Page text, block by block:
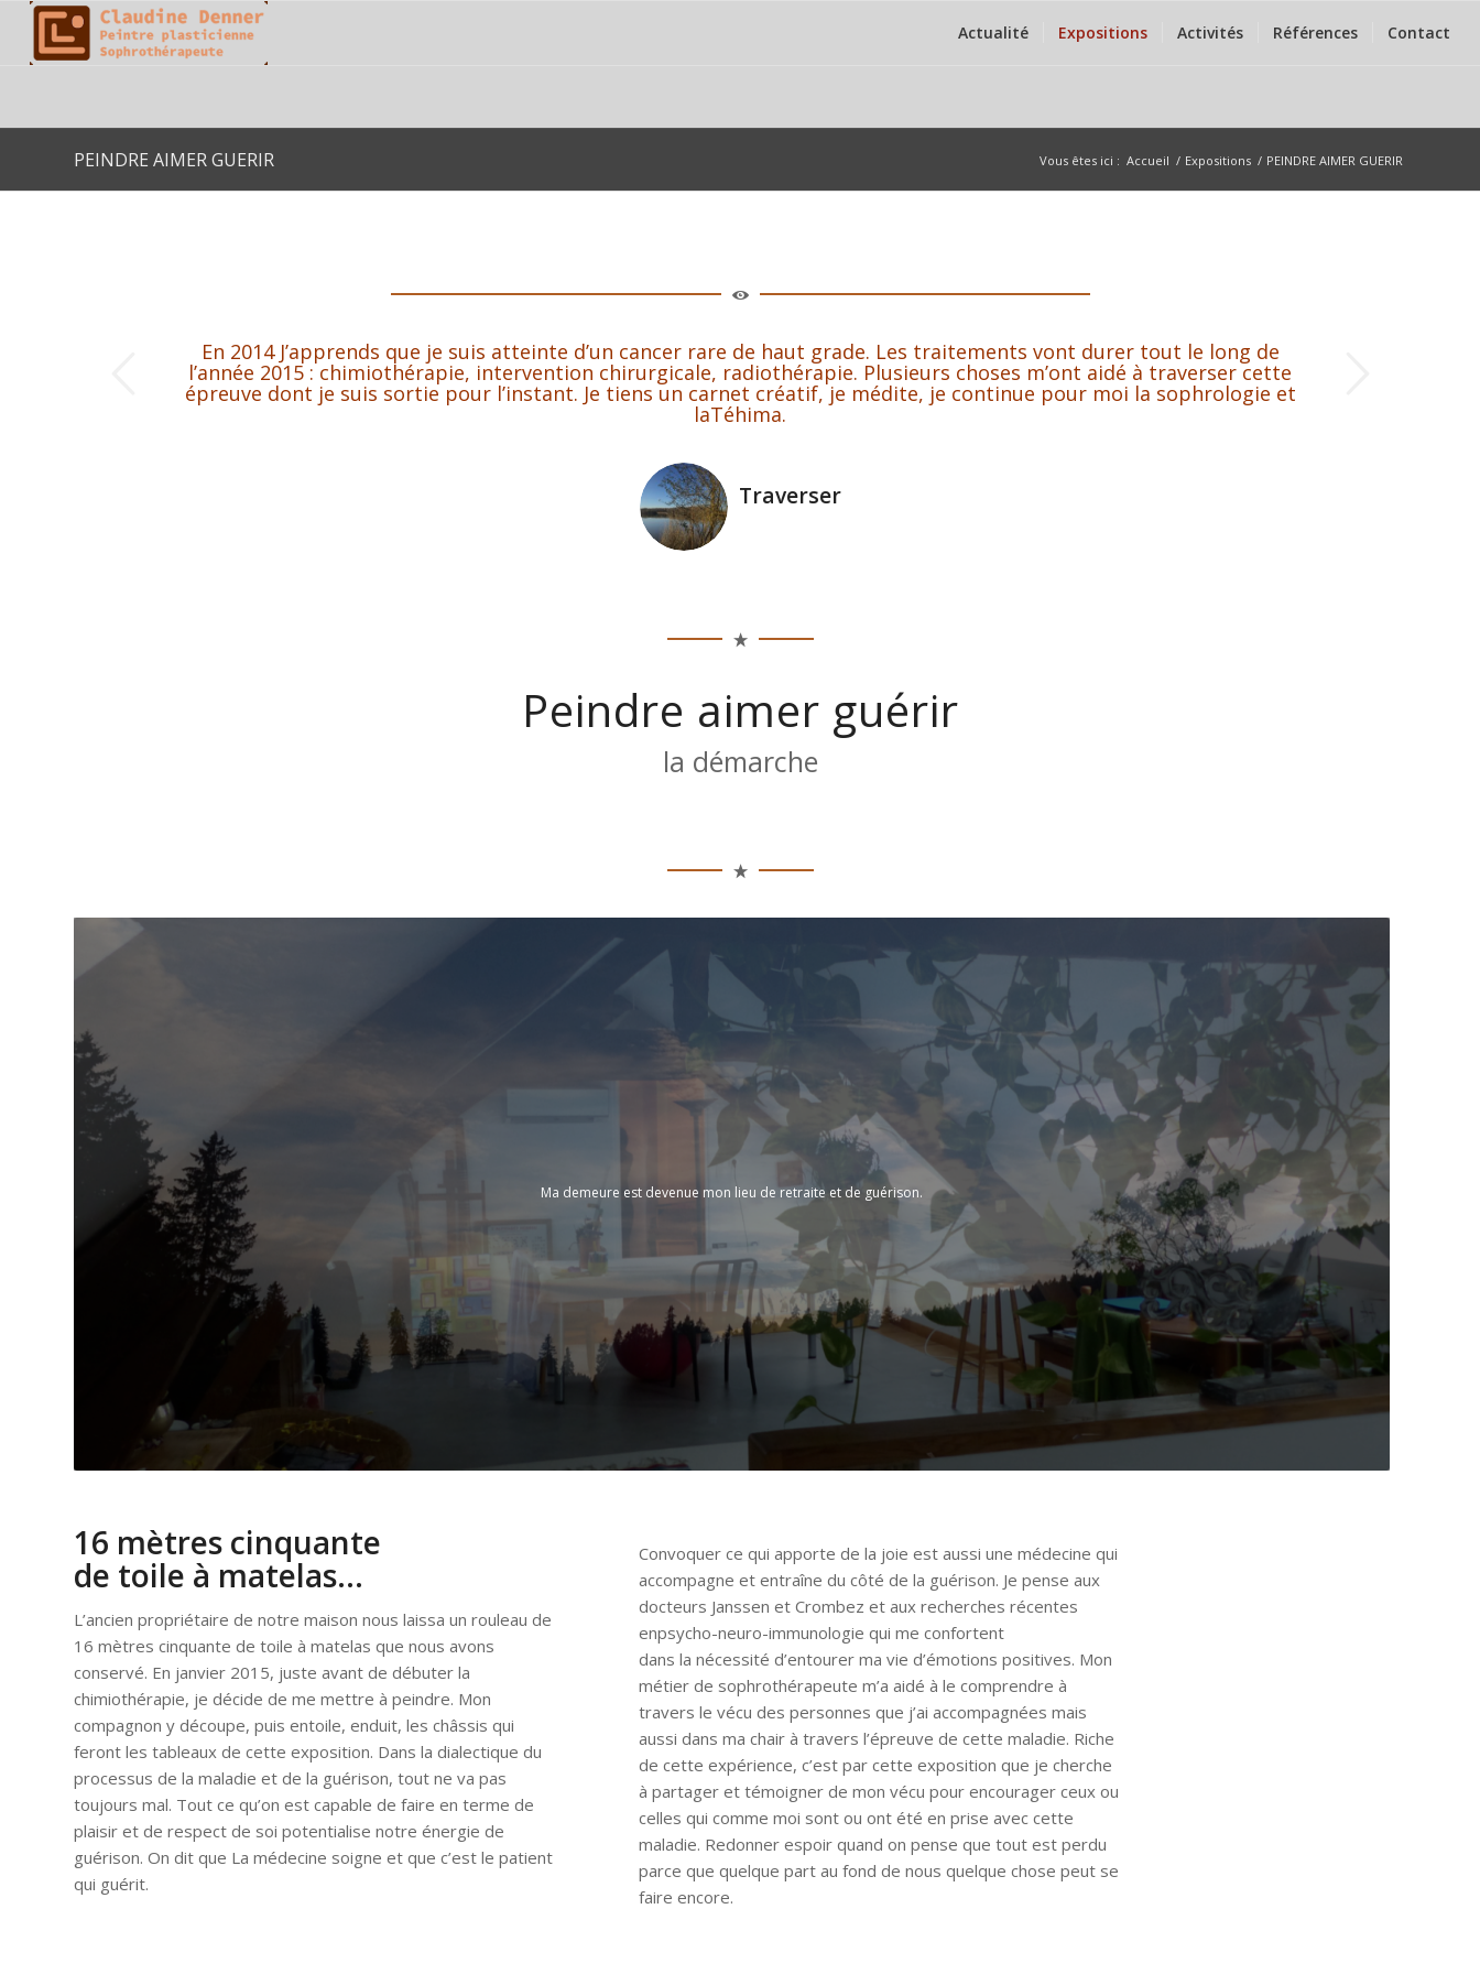
Actualité Expositions Activités Références Contact
PEINDRE AIMER GUERIR Vous êtes ici : Accueil / Expositions / PEINDRE AIMER GUERIR
En 2014 J’apprends que je suis atteinte d’un cancer rare de haut grade. Les traitements vont durer tout le long de
l’année 2015 : chimiothérapie, intervention chirurgicale, radiothérapie. Plusieurs choses m’ont aidé à traverser cette
épreuve dont je suis sortie pour l’instant. Je tiens un carnet créatif, je médite, je continue pour moi la sophrologie et
laTéhima.
Traverser
Suivant
Peindre aimer guérir
la démarche
Ma demeure est devenue mon lieu de retraite et de guérison.
16 mètres cinquante
de toile à matelas…
L’ancien propriétaire de notre maison nous laissa un rouleau de
16 mètres cinquante de toile à matelas que nous avons
conservé. En janvier 2015, juste avant de débuter la
chimiothérapie, je décide de me mettre à peindre. Mon
compagnon y découpe, puis entoile, enduit, les châssis qui
feront les tableaux de cette exposition. Dans la dialectique du
processus de la maladie et de la guérison, tout ne va pas
toujours mal. Tout ce qu’on est capable de faire en terme de
plaisir et de respect de soi potentialise notre énergie de
guérison. On dit que La médecine soigne et que c’est le patient
qui guérit.
Convoquer ce qui apporte de la joie est aussi une médecine qui
accompagne et entraîne du côté de la guérison. Je pense aux
docteurs Janssen et Crombez et aux recherches récentes
enpsycho-neuro-immunologie qui me confortent
dans la nécessité d’entourer ma vie d’émotions positives. Mon
métier de sophrothérapeute m’a aidé à le comprendre à
travers le vécu des personnes que j’ai accompagnées mais
aussi dans ma chair à travers l’épreuve de cette maladie. Riche
de cette expérience, c’est par cette exposition que je cherche
à partager et témoigner de mon vécu pour encourager ceux ou
celles qui comme moi sont ou ont été en prise avec cette
maladie. Redonner espoir quand on pense que tout est perdu
parce que quelque part au fond de nous quelque chose peut se
faire encore.